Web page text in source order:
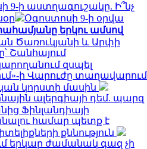
9-ի աստղագուշակը. Ի՞նչ
Օգոստոսի 9-ի օրվա
երկու ամսով
Ծառուկյանի և Արփի
Շանհայում
զսպել
ի Վարուժը տաղավարում
կորստի մասին
ալերգիայի դեմ. պարզ
Ֆինլանդիայի
համար պետք է
քննություն
երկար ժամանակ գազ չի